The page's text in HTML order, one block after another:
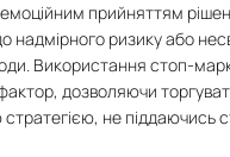
прийняттям
надмірного ризику або
Використання стоп-
дозволяючи
не піддаючись